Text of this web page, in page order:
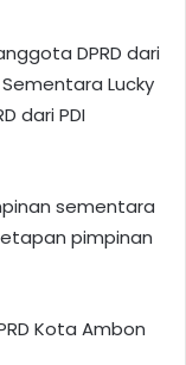
DPRD dari
Lucky
dari PDI
sementara
pimpinan
Kota Ambon